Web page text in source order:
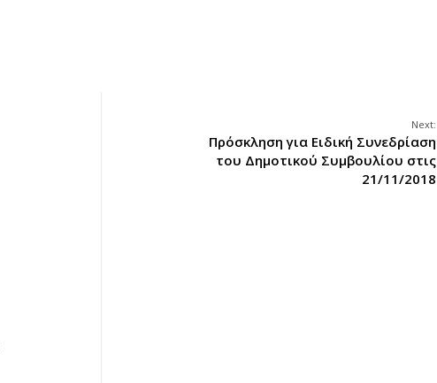
Next:
Πρόσκληση για Ειδική Συνεδρίαση
του Δημοτικού Συμβουλίου στις
21/11/2018